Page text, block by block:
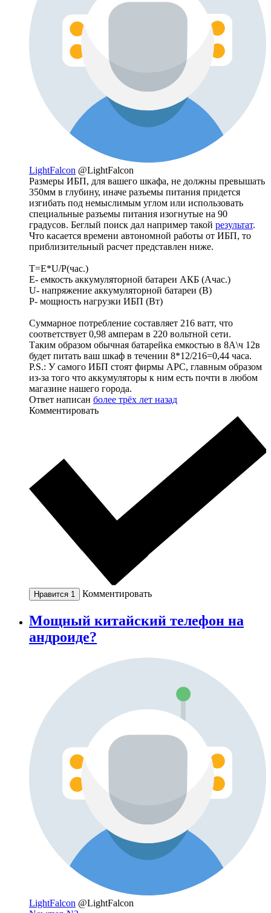
LightFalcon @LightFalcon
Размеры ИБП, для вашего шкафа, не должны превышать
350мм в глубину, иначе разъемы питания придется
изгибать под немыслимым углом или использовать
специальные разъемы питания изогнутые на 90
градусов. Беглый поиск дал например такой результат.
Что касается времени автономной работы от ИБП, то
приблизительный расчет представлен ниже.
Т=E*U/P(час.)
Е- емкость аккумуляторной батареи АКБ (Ачас.)
U- напряжение аккумуляторной батареи (В)
P- мощность нагрузки ИБП (Вт)
Суммарное потребление составляет 216 ватт, что
соответствует 0,98 амперам в 220 вольтной сети.
Таким образом обычная батарейка емкостью в 8А\ч 12в
будет питать ваш шкаф в течении 8*12/216=0,44 часа.
P.S.: У самого ИБП стоят фирмы APC, главным образом
из-за того что аккумуляторы к ним есть почти в любом
магазине нашего города.
Ответ написан более трёх лет назад
Комментировать
Нравится 1 Комментировать
Мощный китайский телефон на
андроиде?
LightFalcon @LightFalcon